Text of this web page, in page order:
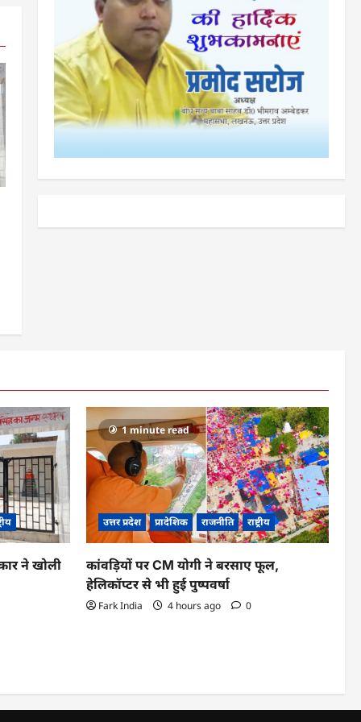
ने खोली
1 minute read
उत्तर प्रदेश प्रादेशिक राजनीति राष्ट्रीय
कांवड़ियों पर CM योगी ने बरसाए फूल,
हेलिकॉप्टर से भी हुई पुष्पवर्षा
Fark India 4 hours ago 0